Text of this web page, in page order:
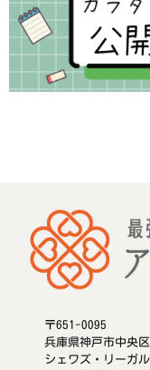
〒651-0095
兵庫県神戸市中央
シェワズ・リーガ